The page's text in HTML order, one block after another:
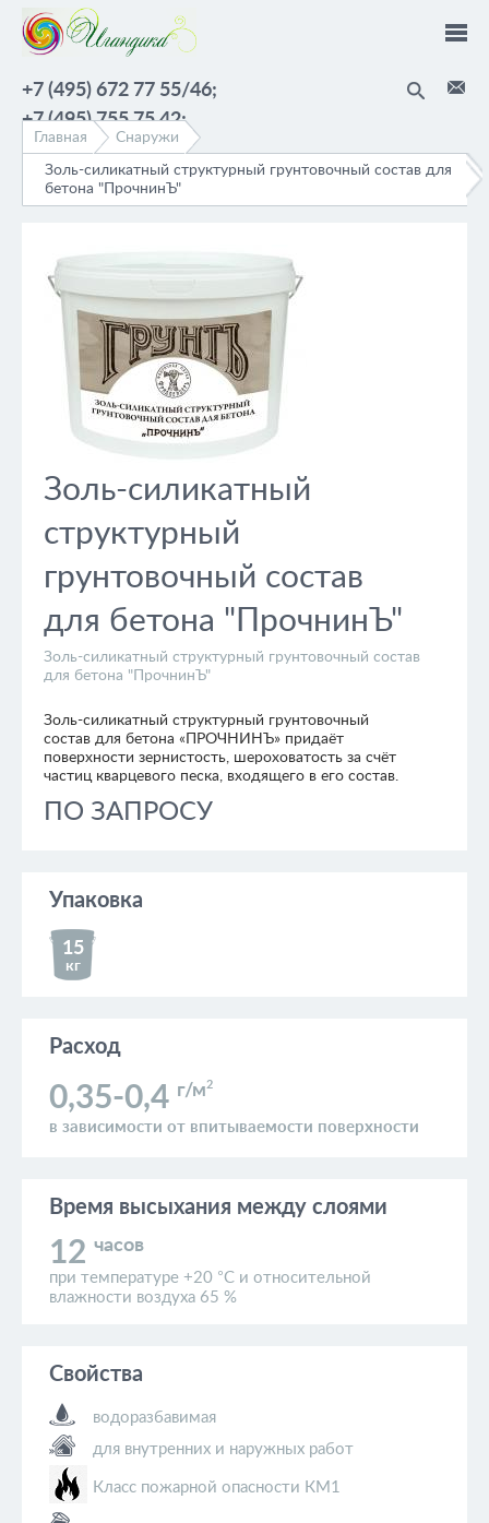
Перейти к основному содержанию
+7 (495) 672 77 55/46;
+7 (495) 755 75 42;
Главная Снаружи
Золь-силикатный структурный грунтовочный состав для
бетона "ПрочнинЪ"
Золь-силикатный
структурный
грунтовочный состав
для бетона "ПрочнинЪ"
Золь-силикатный структурный грунтовочный состав
для бетона "ПрочнинЪ"
Золь-силикатный структурный грунтовочный
состав для бетона «ПРОЧНИНЪ» придаёт
поверхности зернистость, шероховатость за счёт
частиц кварцевого песка, входящего в его состав.
ПО ЗАПРОСУ
Упаковка
15
кг
Расход
0,35-0,4 г/м2
в зависимости от впитываемости поверхности
Время высыхания между слоями
12 часов
при температуре +20 °C и относительной
влажности воздуха 65 %
Свойства
водоразбавимая
для внутренних и наружных работ
Класс пожарной опасности КМ1